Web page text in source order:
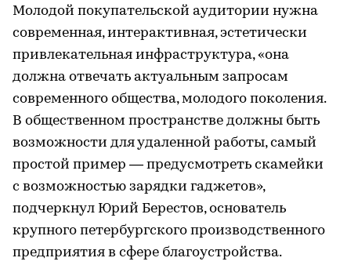
Молодой покупательской аудитории нужна
современная, интерактивная, эстетически
привлекательная инфраструктура, «она
должна отвечать актуальным запросам
современного общества, молодого поколения.
В общественном пространстве должны быть
возможности для удаленной работы, самый
простой пример — предусмотреть скамейки
с возможностью зарядки гаджетов»,
подчеркнул Юрий Берестов, основатель
крупного петербургского производственного
предприятия в сфере благоустройства.